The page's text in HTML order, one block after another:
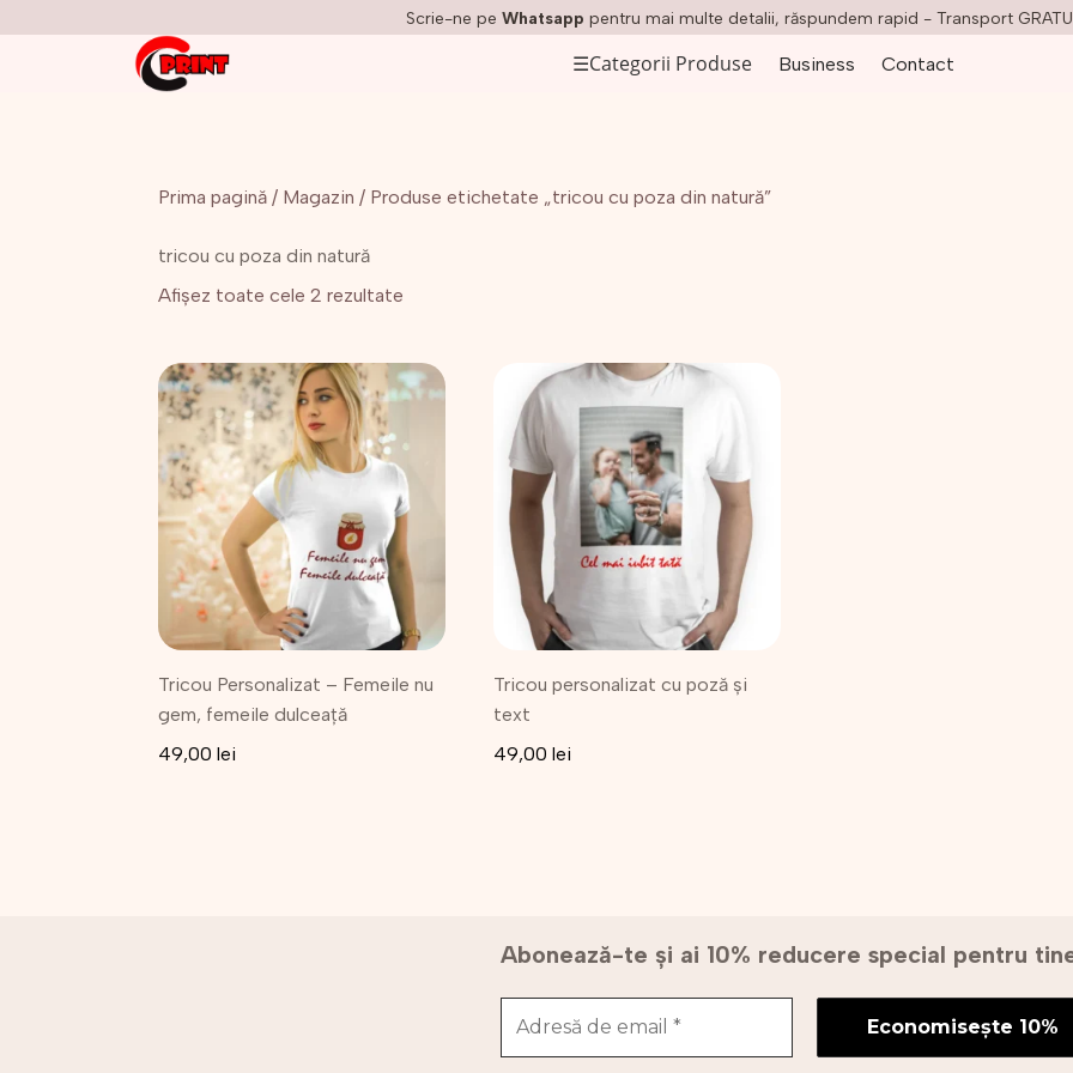
Scrie-ne pe Whatsapp pentru mai multe detalii, răspundem rapid - Transport
☰Categorii Produse Business Contact
Prima pagină / Magazin / Produse etichetate „tricou cu poza din natură”
tricou cu poza din natură
Afișez toate cele 2 rezultate
Tricou Personalizat – Femeile nu
gem, femeile dulceață
49,00 lei
Acest
produs
are
mai
multe
variații.
Opțiunile
pot
alese
în
pagina
Tricou personalizat cu poză și
text
49,00 lei
Acest
produs
are
mai
multe
variații.
Opțiunile
pot
alese
în
pagina
Abonează-te și ai 10% reducere special pentru